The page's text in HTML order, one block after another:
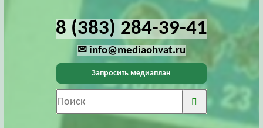
8 (383) 284-39-41
✉ info@mediaohvat.ru
Запросить медиаплан